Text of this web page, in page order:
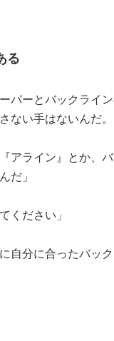
る
パーとバックライ
ない手はないんだ。
アライン』とか、
だ」
ください」
自分に合ったバッ